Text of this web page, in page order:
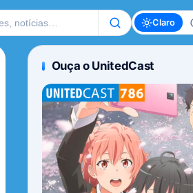
Claro
Ouça o UnitedCast